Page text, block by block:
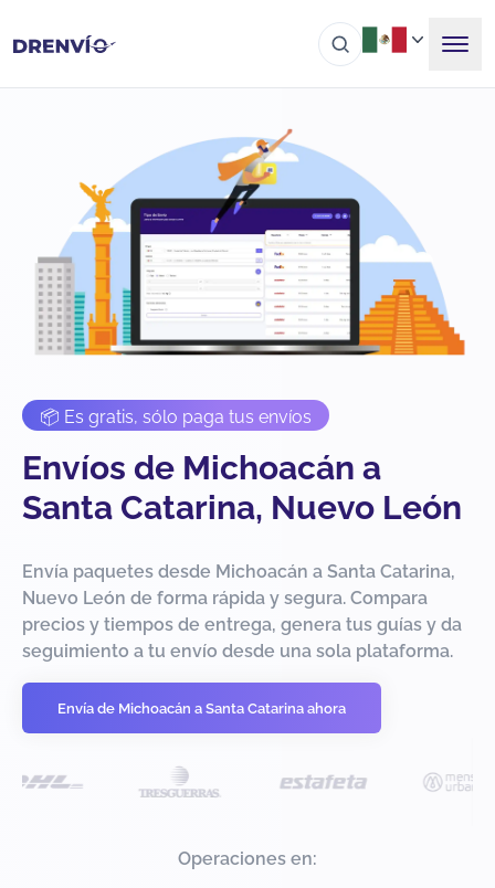
📦 Es gratis, sólo paga tus envíos
Envíos de Michoacán a
Santa Catarina, Nuevo León
Envía paquetes desde Michoacán a Santa Catarina,
Nuevo León de forma rápida y segura. Compara
precios y tiempos de entrega, genera tus guías y da
seguimiento a tu envío desde una sola plataforma.
Envía de Michoacán a Santa Catarina ahora
Operaciones en: